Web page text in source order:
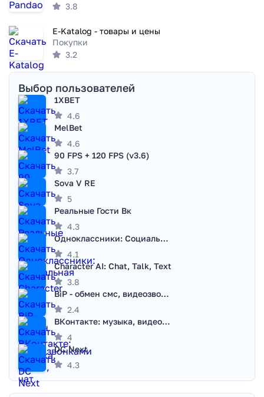
3.8
E-Katalog - товары и цены
Покупки
3.2
Выбор пользователей
1XBET
4.6
MelBet
4.6
90 FPS + 120 FPS (v3.6)
3.7
Sova V RE
5
Реальные Гости Вк
4.3
Одноклассники: Социальная сеть
4.1
Character AI: Chat, Talk, Text
3.8
BiP - обмен смс, видеозвонками
2.4
ВКонтакте: музыка, видео, чат
4
DC Next
4.3